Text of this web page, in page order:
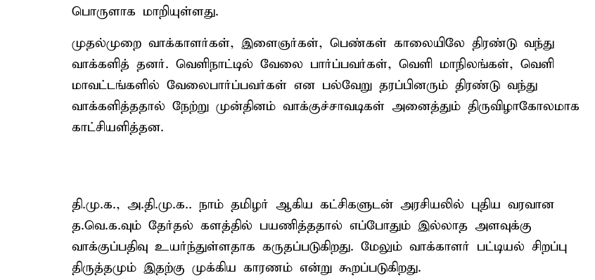
பொருளாக மாறியுள்ளது.
முதல்முறை வாக்காளர்கள், இளைஞர்கள், பெண்கள் காலையிலே திரண்டு வந்து
வாக்களித் தனர். வெளிநாட்டில் வேலை பார்ப்பவர்கள், வெளி மாநிலங்கள், வெளி
மாவட்டங்களில் வேலைபார்ப்பவர்கள் என பல்வேறு தரப்பினரும் திரண்டு வந்து
வாக்களித்ததால் நேற்று முன்தினம் வாக்குச்சாவடிகள் அனைத்தும் திருவிழாகோலமாக
காட்சியளித்தன.
தி.மு.க., அ.தி.மு.க.. நாம் தமிழர் ஆகிய கட்சிகளுடன் அரசியலில் புதிய வரவான
த.வெ.க.வும் தேர்தல் களத்தில் பயணித்ததால் எப்போதும் இல்லாத அளவுக்கு
வாக்குப்பதிவு உயர்ந்துள்ளதாக கருதப்படுகிறது. மேலும் வாக்காளர் பட்டியல் சிறப்பு
திருத்தமும் இதற்கு முக்கிய காரணம் என்று கூறப்படுகிறது.